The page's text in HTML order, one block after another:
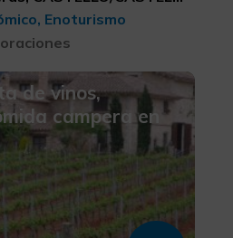
Enoturismo
de vinos,
campera en